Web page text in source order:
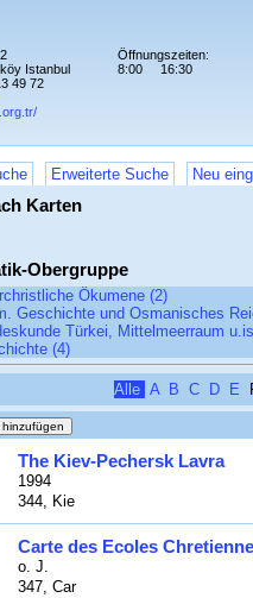
Istanbul
49 72
Öffnungszeiten:
8:00
16:30
Erweiterte Suche Neu
Karten
Obergruppe
Ökumene (2)
Geschichte und Osmanisches
Türkei, Mittelmeerraum
(4)
Alle A B C D E
The Kiev-Pechersk Lavra
1994
344, Kie
Carte des Ecoles
o. J.
347, Car